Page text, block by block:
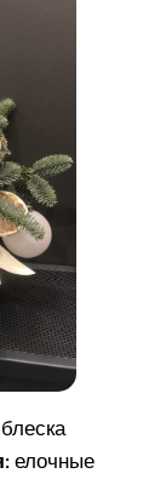
: елочные